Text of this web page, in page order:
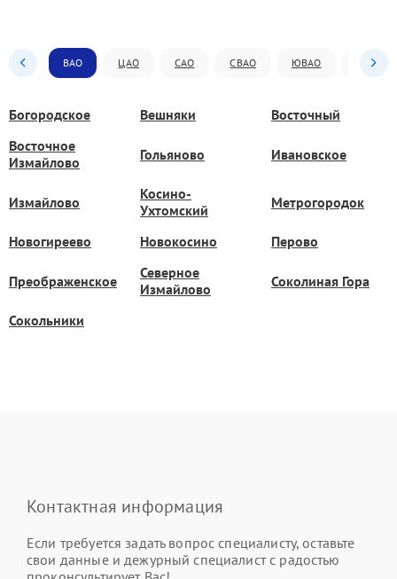
ВАО ЦАО САО СВАО ЮВАО ЮАО
Богородское Вешняки
Восточный
Восточное
Измайлово
Гольяново Ивановское
Измайлово
Косино-
Ухтомский
Метрогородок
Новогиреево Новокосино Перово
Преображенское
Северное
Измайлово
Соколиная Гора
Сокольники
Контактная информация
Если требуется задать вопрос специалисту, оставьте
свои данные и дежурный специалист с радостью